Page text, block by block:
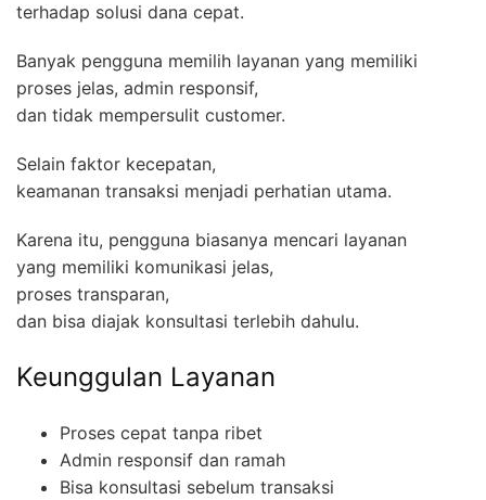
terhadap solusi dana cepat.
Banyak pengguna memilih layanan yang memiliki
proses jelas, admin responsif,
dan tidak mempersulit customer.
Selain faktor kecepatan,
keamanan transaksi menjadi perhatian utama.
Karena itu, pengguna biasanya mencari layanan
yang memiliki komunikasi jelas,
proses transparan,
dan bisa diajak konsultasi terlebih dahulu.
Keunggulan Layanan
Proses cepat tanpa ribet
Admin responsif dan ramah
Bisa konsultasi sebelum transaksi